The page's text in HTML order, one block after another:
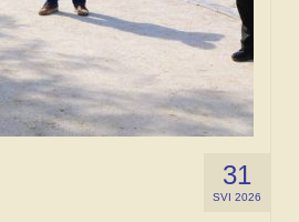
31
SVI 2026